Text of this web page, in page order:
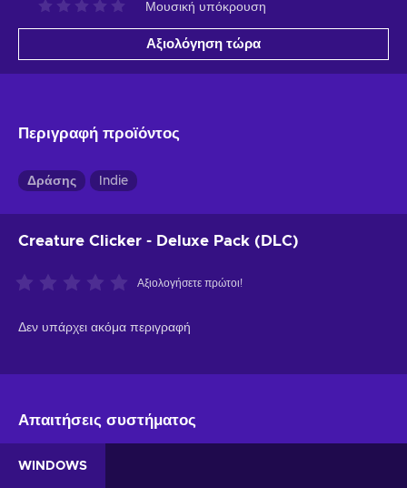
Μουσική υπόκρουση
Αξιολόγηση τώρα
Περιγραφή προϊόντος
Δράσης Indie
Creature Clicker - Deluxe Pack (DLC)
Αξιολογήσετε πρώτοι!
Δεν υπάρχει ακόμα περιγραφή
Απαιτήσεις συστήματος
WINDOWS